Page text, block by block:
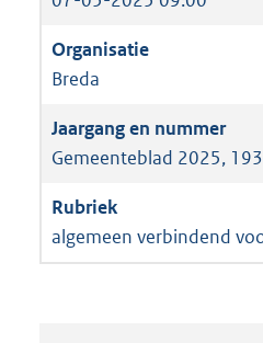
Breda
Gemeenteblad 2025,
algemeen verbindend